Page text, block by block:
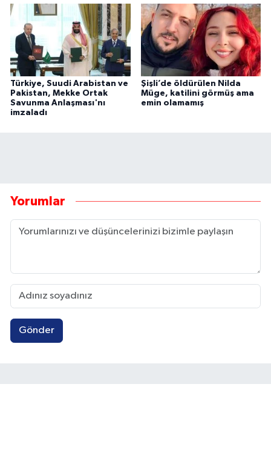
Türkiye, Suudi Arabistan ve
Pakistan, Mekke Ortak
Savunma Anlaşması'nı
imzaladı
Şişli’de öldürülen Nilda
Müge, katilini görmüş ama
emin olamamış
Yorumlar